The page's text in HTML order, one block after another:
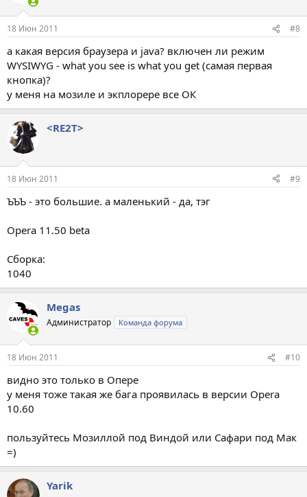
18 Июн 2011 #8
а какая версия браузера и java? включен ли режим
WYSIWYG - what you see is what you get (самая первая
кнопка)?
у меня на мозиле и экплорере все ОК
<RE2T>
18 Июн 2011 #9
ЪЪЪ - это большие. а маленький - да, тэг
Opera 11.50 beta
Сборка:
1040
Megas
Администратор Команда форума
18 Июн 2011 #10
видно это только в Опере
у меня тоже такая же бага проявилась в версии Opera
10.60
пользуйтесь Мозиллой под Виндой или Сафари под Мак
=)
Yarik